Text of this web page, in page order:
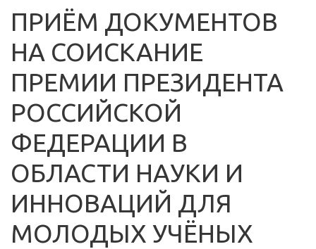
ПРИЁМ ДОКУМЕНТОВ
НА СОИСКАНИЕ
ПРЕМИИ ПРЕЗИДЕНТА
РОССИЙСКОЙ
ФЕДЕРАЦИИ В
ОБЛАСТИ НАУКИ И
ИННОВАЦИЙ ДЛЯ
МОЛОДЫХ УЧЁНЫХ